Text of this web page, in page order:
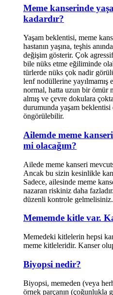
Meme kanserinde
kadardır?
Yaşam beklentisi, meme
hastanın yaşına, teşhis
değişim gösterir. Çok
bile nüks etme eğiliminde
türlerde nüks çok nadir
lenf nodüllerine yayılmamış
normal, hatta uzun bir ömür
almış ve çevre dokulara
durumunda yaşam
öngörülebilir.
Ailemde meme
mi olacağım?
Ailede meme kanseri
Ancak bu sizin kesinlikle
Sadece, ailesinde meme
nazaran riskiniz daha
düzenli kontrole gelmelisiniz.
Mememde kitle var.
Memedeki kitlelerin hepsi
meme kitleleridir. Kanser
Biyopsi nedir?
Biyopsi, memeden (veya
örnek parçanın (çoğunlukla